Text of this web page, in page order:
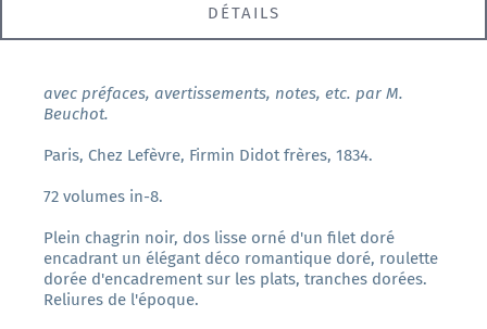
DÉTAILS
avec préfaces, avertissements, notes, etc. par M.
Beuchot.
Paris, Chez Lefèvre, Firmin Didot frères, 1834.
72 volumes in-8.
Plein chagrin noir, dos lisse orné d'un filet doré
encadrant un élégant déco romantique doré, roulette
dorée d'encadrement sur les plats, tranches dorées.
Reliures de l'époque.